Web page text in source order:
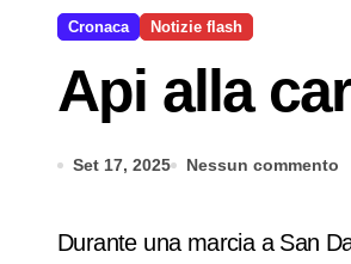
Cronaca Notizie flash
Api alla
Set 17, 2025 Nessun commento
Durante una marcia a San Daniele, 17 partecipanti sono stati punti da uno sciame di vespe, causando momenti di panico e l’intervento dei soccorsi.